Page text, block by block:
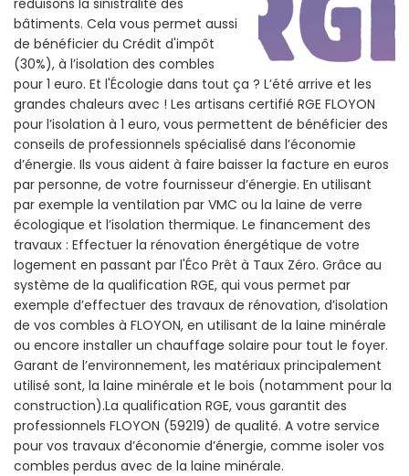
bâtiments. Cela vous permet aussi
de bénéficier du Crédit d'impôt
(30%), à l’isolation des combles
pour 1 euro. Et l'Écologie dans tout ça ? L’été arrive et les
grandes chaleurs avec ! Les artisans certifié RGE FLOYON
pour l’isolation à 1 euro, vous permettent de bénéficier des
conseils de professionnels spécialisé dans l’économie
d’énergie. Ils vous aident à faire baisser la facture en euros
par personne, de votre fournisseur d’énergie. En utilisant
par exemple la ventilation par VMC ou la laine de verre
écologique et l’isolation thermique. Le financement des
travaux : Effectuer la rénovation énergétique de votre
logement en passant par l'Éco Prêt à Taux Zéro. Grâce au
système de la qualification RGE, qui vous permet par
exemple d’effectuer des travaux de rénovation, d’isolation
de vos combles à FLOYON, en utilisant de la laine minérale
ou encore installer un chauffage solaire pour tout le foyer.
Garant de l’environnement, les matériaux principalement
utilisé sont, la laine minérale et le bois (notamment pour la
construction).La qualification RGE, vous garantit des
professionnels FLOYON (59219) de qualité. A votre service
pour vos travaux d’économie d’énergie, comme isoler vos
combles perdus avec de la laine minérale.